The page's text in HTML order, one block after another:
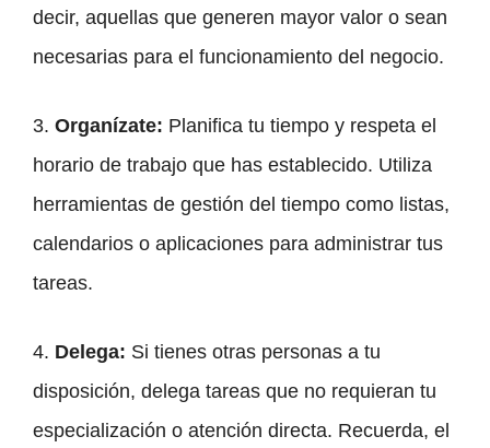
decir, aquellas que generen mayor valor o sean
necesarias para el funcionamiento del negocio.
3. Organízate: Planifica tu tiempo y respeta el
horario de trabajo que has establecido. Utiliza
herramientas de gestión del tiempo como listas,
calendarios o aplicaciones para administrar tus
tareas.
4. Delega: Si tienes otras personas a tu
disposición, delega tareas que no requieran tu
especialización o atención directa. Recuerda, el